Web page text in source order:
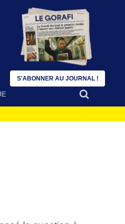
S'ABONNER AU JOURNAL !